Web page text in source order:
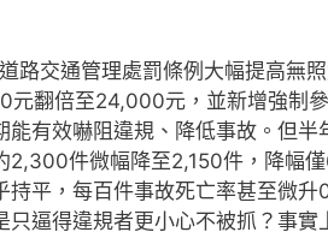
路交通管理處罰條例大幅提高無
翻倍至24,000元，並新增強制
能有效嚇阻違規、降低事故。但
2,300件微幅降至2,150件，降幅
平，每百件事故死亡率甚至微升
只逼得違規者更小心不被抓？事